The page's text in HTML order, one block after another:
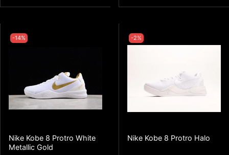
-14%
Nike Kobe 8 Protro White
Metallic Gold
-2%
Nike Kobe 8 Protro Halo